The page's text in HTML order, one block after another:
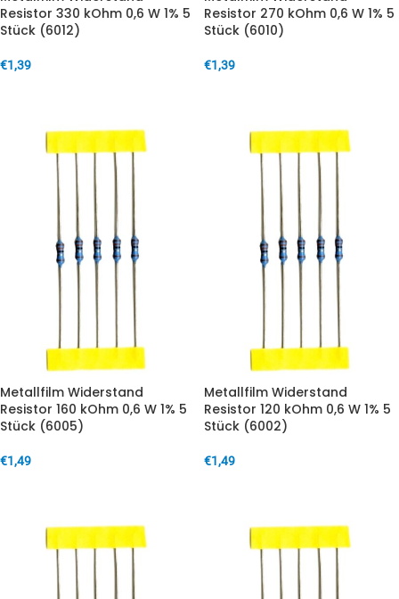
Resistor 330 kOhm 0,6 W 1% 5
Stück (6012)
€1,39
Resistor 270 kOhm 0,6 W 1% 5
Stück (6010)
€1,39
Metallfilm Widerstand
Resistor 160 kOhm 0,6 W 1% 5
Stück (6005)
€1,49
Metallfilm Widerstand
Resistor 120 kOhm 0,6 W 1% 5
Stück (6002)
€1,49